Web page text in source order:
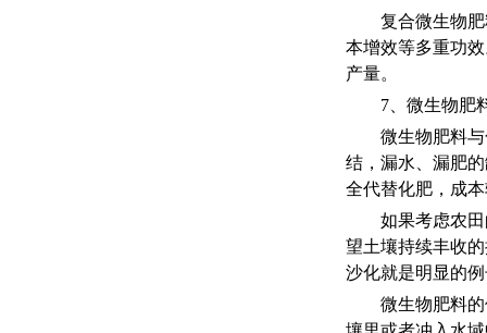
复合微生物
本增效等多重功
产量。
7、微生物肥
微生物肥料
结，漏水、漏肥
全代替化肥，成
如果考虑农
望土壤持续丰收
沙化就是明显的
微生物肥料